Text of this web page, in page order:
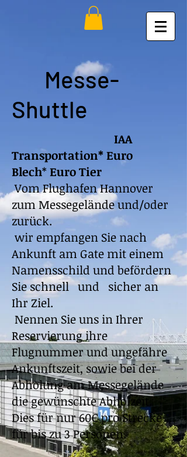
Messe-
Shuttle
IAA
Transportation*Euro
Blech*Euro Tier
Vom Flughafen Hannover
zum Messegelände und/oder
zurück.
wir empfangen Sie nach
Ankunft am Gate mit einem
Namensschild und befördern
Sie schnell und sicher an
Ihr Ziel.
Nennen Sie uns in Ihrer
Reservierung ihre
Flugnummer und ungefähre
Ankunftszeit, sowie bei der
Abholung am Messegelände
die gewünschte Abholzeit.
Dies für nur 60€ pro Strecke
für bis zu 3 Personen.